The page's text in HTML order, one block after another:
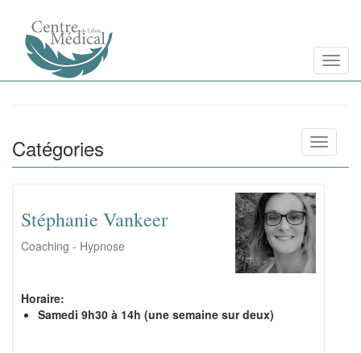
contenu
Toggle
Catégories
Stéphanie Vankeer
Coaching - Hypnose
Horaire:
Samedi 9h30 à 14h (une semaine sur deux)